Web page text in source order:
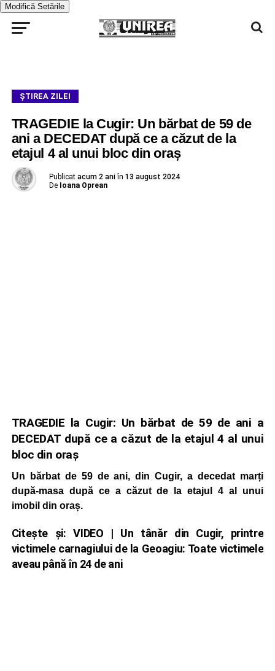
Modifică Setările
ŞTIREA ZILEI
TRAGEDIE la Cugir: Un bărbat de 59 de
ani a DECEDAT după ce a căzut de la
etajul 4 al unui bloc din oraș
Publicat acum 2 ani în 13 august 2024
De Ioana Oprean
TRAGEDIE la Cugir: Un bărbat de 59 de ani a
DECEDAT după ce a căzut de la etajul 4 al unui
bloc din oraș
Un bărbat de 59 de ani, din Cugir, a decedat marți
după-masa după ce a căzut de la etajul 4 al unui
imobil din oraș.
Citește și:VIDEO | Un tânăr din Cugir, printre
victimele carnagiului de la Geoagiu: Toate victimele
aveau până în 24 de ani